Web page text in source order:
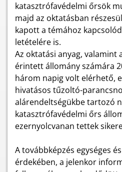
katasztrófavédelmi őrsök
majd az oktatásban
kapott a témához
letételére is.
Az oktatási anyag, valamint
érintett állomány számára
három napig volt elérhető,
hivatásos tűzoltó-
alárendeltségükbe tartozó
katasztrófavédelmi őrs
ezernyolcvanan tettek
A továbbképzés egységes
érdekében, a jelenkor